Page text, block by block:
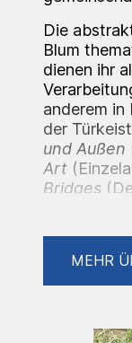
Die
Blum
dienen ihr
anderem in
der Türkei
und Außen
Art
Bridges
Praxis,
und fördert
MEHR